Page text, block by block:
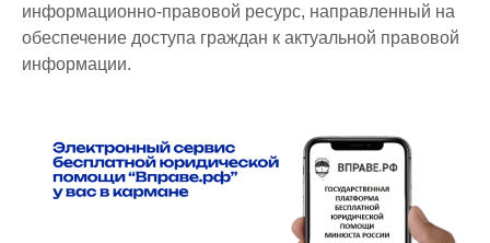
информационно-правовой ресурс, направленный на
обеспечение доступа граждан к актуальной правовой
информации.